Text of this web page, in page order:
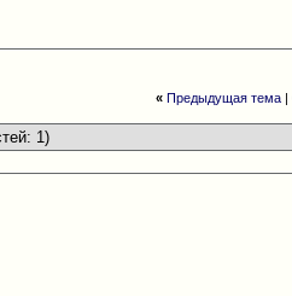
« Предыдущая тема |
1)